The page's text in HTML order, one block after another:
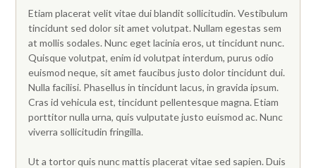
Etiam placerat velit vitae dui blandit sollicitudin. Vestibulum
tincidunt sed dolor sit amet volutpat. Nullam egestas sem
at mollis sodales. Nunc eget lacinia eros, ut tincidunt nunc.
Quisque volutpat, enim id volutpat interdum, purus odio
euismod neque, sit amet faucibus justo dolor tincidunt dui.
Nulla facilisi. Phasellus in tincidunt lacus, in gravida ipsum.
Cras id vehicula est, tincidunt pellentesque magna. Etiam
porttitor nulla urna, quis vulputate justo euismod ac. Nunc
viverra sollicitudin fringilla.
Ut a tortor quis nunc mattis placerat vitae sed sapien. Duis